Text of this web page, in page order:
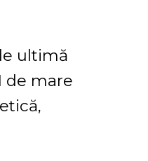
ultimă
de mare